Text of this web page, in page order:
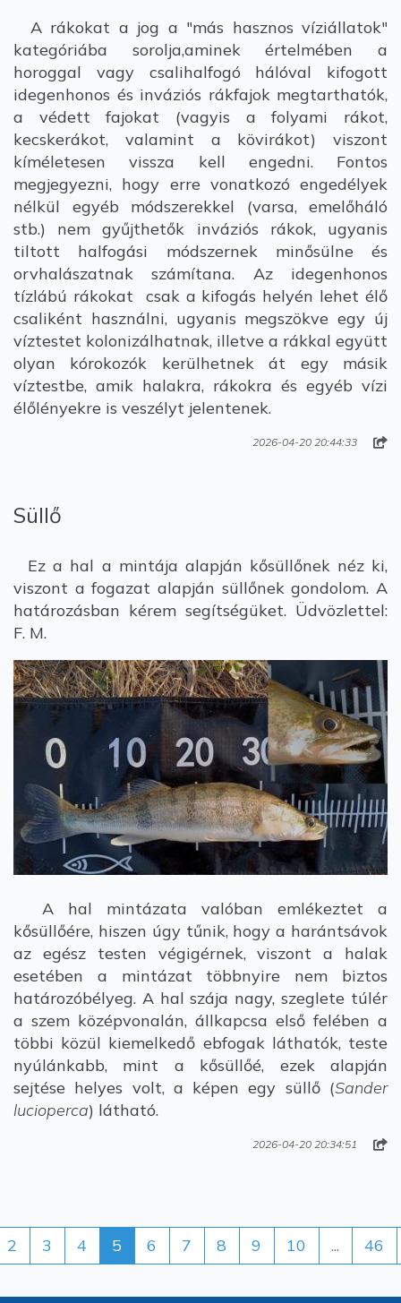
A rákokat a jog a "más hasznos víziállatok"
kategóriába sorolja,aminek értelmében a
horoggal vagy csalihalfogó hálóval kifogott
idegenhonos és inváziós rákfajok megtarthatók,
a védett fajokat (vagyis a folyami rákot,
kecskerákot, valamint a kövirákot) viszont
kíméletesen vissza kell engedni. Fontos
megjegyezni, hogy erre vonatkozó engedélyek
nélkül egyéb módszerekkel (varsa, emelőháló
stb.) nem gyűjthetők inváziós rákok, ugyanis
tiltott halfogási módszernek minősülne és
orvhalászatnak számítana. Az idegenhonos
tízlábú rákokat csak a kifogás helyén lehet élő
csaliként használni, ugyanis megszökve egy új
víztestet kolonizálhatnak, illetve a rákkal együtt
olyan kórokozók kerülhetnek át egy másik
víztestbe, amik halakra, rákokra és egyéb vízi
élőlényekre is veszélyt jelentenek.
2026-04-20 20:44:33
Süllő
Ez a hal a mintája alapján kősüllőnek néz ki,
viszont a fogazat alapján süllőnek gondolom. A
határozásban kérem segítségüket. Üdvözlettel:
F. M.
A hal mintázata valóban emlékeztet a
kősüllőére, hiszen úgy tűnik, hogy a harántsávok
az egész testen végigérnek, viszont a halak
esetében a mintázat többnyire nem biztos
határozóbélyeg. A hal szája nagy, szeglete túlér
a szem középvonalán, állkapcsa első felében a
többi közül kiemelkedő ebfogak láthatók, teste
nyúlánkabb, mint a kősüllőé, ezek alapján
sejtése helyes volt, a képen egy süllő (Sander
lucioperca) látható.
2026-04-20 20:34:51
2 3 4 5 6 7 8 9 10 ... 46